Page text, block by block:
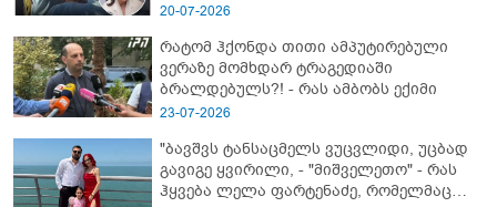
20-07-2026
რატომ ჰქონდა თითი ამპუტირებული
ვერაზე მომხდარ ტრაგედიაში
ბრალდებულს?! - რას ამბობს ექიმი
23-07-2026
"ბავშვს ტანსაცმელს ვუცვლიდი, უცბად
გავიგე ყვირილი, - "მიშველეთო" - რას
ჰყვება ლელა ფარტენაძე, რომელმაც